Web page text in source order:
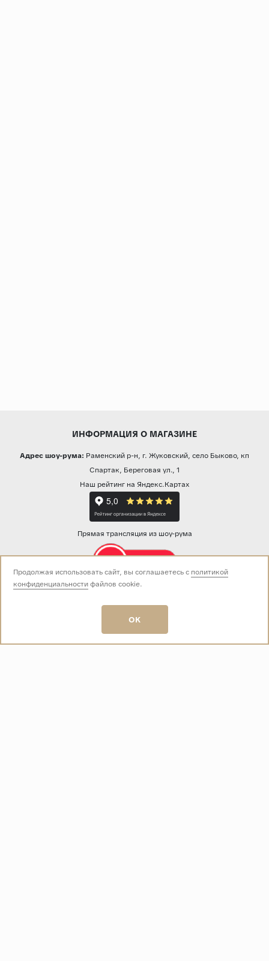
ИНФОРМАЦИЯ О МАГАЗИНЕ
Адрес шоу-рума: Раменский р-н, г. Жуковский, село Быково, кп
Спартак, Береговая ул., 1
Наш рейтинг на Яндекс.Картах
Прямая трансляция из шоу-рума
Звоните нам:
пн-вс 10:00 - 19:00
E-mail:
info@baza-plitki.ru
Продолжая использовать сайт, вы соглашаетесь с политикой
конфиденциальностифайлов cookie.
OK